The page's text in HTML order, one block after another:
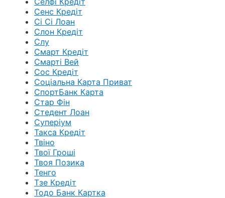
Сенс Кредіт
Сі Сі Лоан
Слон Кредіт
Слу
Смарт Кредіт
Смарті Вей
Сос Кредіт
Соціальна Карта Приват
СпортБанк Карта
Стар Фін
Стедент Лоан
Суперіум
Такса Кредіт
Твіно
Твої Гроші
Твоя Позика
Тенго
Тзе Кредіт
Тодо Банк Картка